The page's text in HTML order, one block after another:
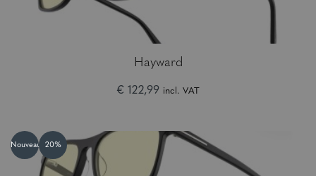
Hayward
€ 122,99 incl. VAT
Nouveau 20%